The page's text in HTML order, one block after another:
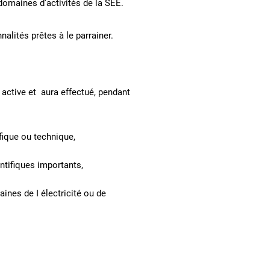
d’activités de la SEE.
prêtes à le parrainer.
et aura effectué, pendant
ou technique,
importants,
de I électricité ou de